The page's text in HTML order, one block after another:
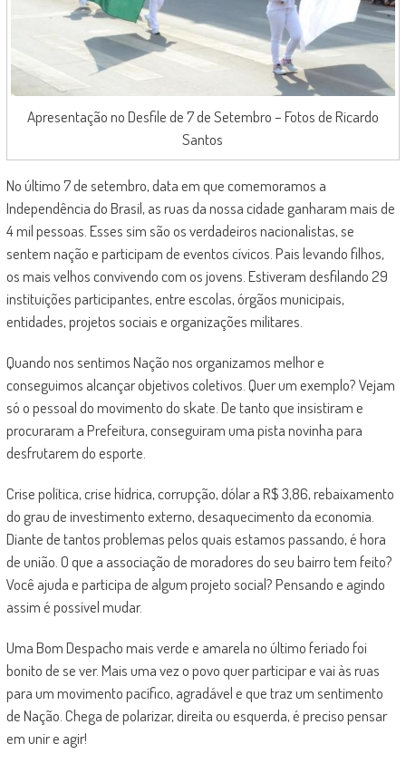
Apresentação no Desfile de 7 de Setembro – Fotos de Ricardo
Santos
No último 7 de setembro, data em que comemoramos a
Independência do Brasil, as ruas da nossa cidade ganharam mais de
4 mil pessoas. Esses sim são os verdadeiros nacionalistas, se
sentem nação e participam de eventos cívicos. Pais levando filhos,
os mais velhos convivendo com os jovens. Estiveram desfilando 29
instituições participantes, entre escolas, órgãos municipais,
entidades, projetos sociais e organizações militares.
Quando nos sentimos Nação nos organizamos melhor e
conseguimos alcançar objetivos coletivos. Quer um exemplo? Vejam
só o pessoal do movimento do skate. De tanto que insistiram e
procuraram a Prefeitura, conseguiram uma pista novinha para
desfrutarem do esporte.
Crise política, crise hídrica, corrupção, dólar a R$ 3,86, rebaixamento
do grau de investimento externo, desaquecimento da economia.
Diante de tantos problemas pelos quais estamos passando, é hora
de união. O que a associação de moradores do seu bairro tem feito?
Você ajuda e participa de algum projeto social? Pensando e agindo
assim é possível mudar.
Uma Bom Despacho mais verde e amarela no último feriado foi
bonito de se ver. Mais uma vez o povo quer participar e vai às ruas
para um movimento pacífico, agradável e que traz um sentimento
de Nação. Chega de polarizar, direita ou esquerda, é preciso pensar
em unir e agir!